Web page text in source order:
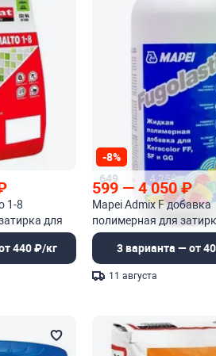
1-8
для
440 ₽/кг
-8%
649
599 — 4 250
4 050₽
Mapei Admix F добавка
полимерная для
3 варианта — от
11 августа